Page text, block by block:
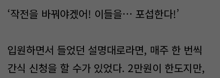
‘작전을 바꿔야겠어! 이들을… 포섭한다!’
입원하면서 들었던 설명대로라면, 매주 한 번씩
간식 신청을 할 수가 있었다. 2만원이 한도지만,